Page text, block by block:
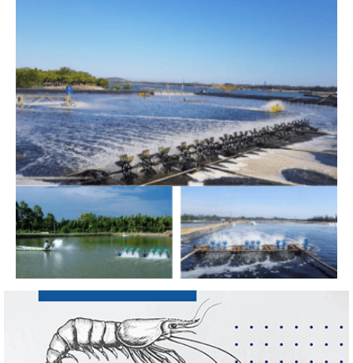
Thuế Mục 301 và bài toán thích ứng của
tôm Việt tại thị...
Xuất khẩu cá tra sang CPTPP: Mở rộng cơ
hội cho hàng giá trị...
Xuất khẩu cá ngừ Việt Nam sang Canada
tăng nhẹ, áp lực mới...
Nguồn cung giảm, giá cá rô phi Trung
Quốc tiếp tục tăng